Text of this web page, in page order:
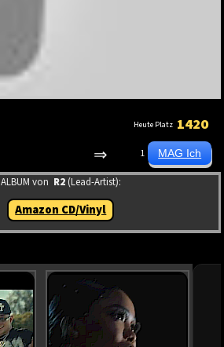
Heute Platz 1420
⇒ 1
ALBUM von R2(Lead-Artist):
Amazon CD/Vinyl